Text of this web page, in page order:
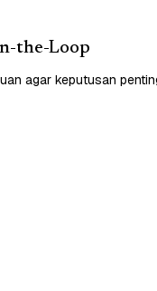
the-Loop
agar keputusan